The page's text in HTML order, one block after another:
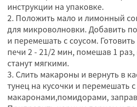
инструкции на упаковке.
2. Положить мало и лимонный
для микроволновки. Добавить
и перемешать с соусом.
печи 2 - 21/2 мин, помешав 1
станут мягкими.
3. Слить макароны и вернуть в
тунец на кусочки и перемешать с
макаронами,помидорами,